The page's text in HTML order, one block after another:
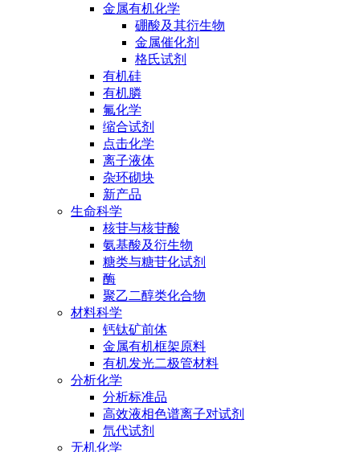
金属有机化学
硼酸及其衍生物
金属催化剂
格氏试剂
有机硅
有机膦
氟化学
缩合试剂
点击化学
离子液体
杂环砌块
新产品
生命科学
核苷与核苷酸
氨基酸及衍生物
糖类与糖苷化试剂
酶
聚乙二醇类化合物
材料科学
钙钛矿前体
金属有机框架原料
有机发光二极管材料
分析化学
分析标准品
高效液相色谱离子对试剂
氘代试剂
无机化学